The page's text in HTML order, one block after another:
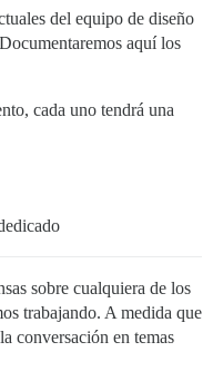
del equipo de diseño
aquí los
cada uno tendrá una
sobre cualquiera de los
trabajando. A medida que
conversación en temas